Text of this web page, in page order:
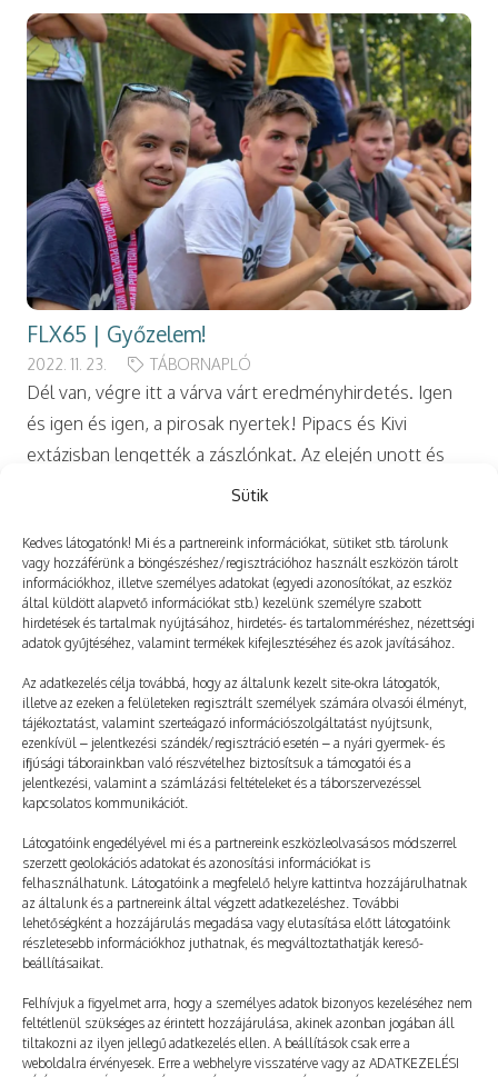
Sütik
Kedves látogatónk! Mi és a partnereink információkat, sütiket stb. tárolunk
vagy hozzáférünk a böngészéshez/regisztrációhoz használt eszközön tárolt
információkhoz, illetve személyes adatokat (egyedi azonosítókat, az eszköz
által küldött alapvető információkat stb.) kezelünk személyre szabott
hirdetések és tartalmak nyújtásához, hirdetés- és tartalomméréshez, nézettségi
adatok gyűjtéséhez, valamint termékek kifejlesztéséhez és azok javításához.
Az adatkezelés célja továbbá, hogy az általunk kezelt site-okra látogatók,
illetve az ezeken a felületeken regisztrált személyek számára olvasói élményt,
tájékoztatást, valamint szerteágazó információszolgáltatást nyújtsunk,
ezenkívül – jelentkezési szándék/regisztráció esetén – a nyári gyermek- és
ifjúsági táborainkban való részvételhez biztosítsuk a támogatói és a
jelentkezési, valamint a számlázási feltételeket és a táborszervezéssel
kapcsolatos kommunikációt.
Látogatóink engedélyével mi és a partnereink eszközleolvasásos módszerrel
szerzett geolokációs adatokat és azonosítási információkat is
felhasználhatunk. Látogatóink a megfelelő helyre kattintva hozzájárulhatnak
az általunk és a partnereink által végzett adatkezeléshez. További
lehetőségként a hozzájárulás megadása vagy elutasítása előtt látogatóink
részletesebb információkhoz juthatnak, és megváltoztathatják kereső-
beállításaikat.
Felhívjuk a figyelmet arra, hogy a személyes adatok bizonyos kezeléséhez nem
feltétlenül szükséges az érintett hozzájárulása, akinek azonban jogában áll
tiltakozni az ilyen jellegű adatkezelés ellen. A beállítások csak erre a
weboldalra érvényesek. Erre a webhelyre visszatérve vagy az ADATKEZELÉSI
FLX65 | Győzelem!
2022. 11. 23. TÁBORNAPLÓ
Dél van, végre itt a várva várt eredményhirdetés. Igen
és igen és igen, a pirosak nyertek! Pipacs és Kivi
extázisban lengették a zászlónkat. Az elején unott és
FLX64 | Divatbemutató, PT-show
2022. 11. 23. TÁBORNAPLÓ
Délelőtt volt a táborzáró PEOPLE TEAM-show. Első
körben divatbemutatót tartottunk a talált tárgyakból.
Teddy az egyik kezére egy 34-es méretű, fél pár
papucsot húzott, a másikra meg egy bokszkesztyűt. A…
Még több